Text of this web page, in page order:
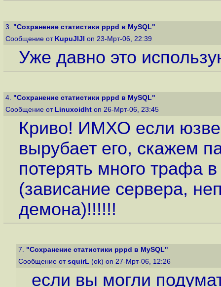
3. "Сохранение статистики pppd в MySQL"
Сообщение от KupuJIJI on 23-Мрт-06, 22:39
Уже давно это
4. "Сохранение статистики pppd в MySQL"
Сообщение от Linuxoidht on 26-Мрт-06, 23:45
Криво! ИМХО если
вырубает его, скажем
потерять много трафа
(зависание сервера,
демона)!!!!!!
7. "Сохранение статистики pppd в MySQL"
Сообщение от squirL (ok) on 27-Мрт-06, 12:26
если вы могли